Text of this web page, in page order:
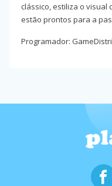
clássico, estiliza o visual
estão prontos para a
Programador: